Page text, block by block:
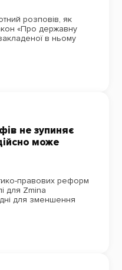
розповів, як
«Про державну
в ньому
не зупиняє
може
правових реформ
для Zmina
для зменшення